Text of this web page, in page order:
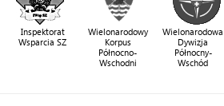
Inspektorat
Wsparcia SZ
Wielonarodowy
Korpus
Północno-
Wschodni
Wielonarodowa
Dywizja
Północny-
Wschód